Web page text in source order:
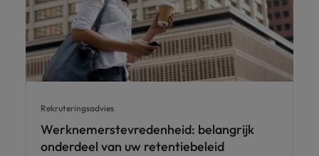
Rekruteringsadvies
Werknemerstevredenheid: belangrijk
onderdeel van uw retentiebeleid